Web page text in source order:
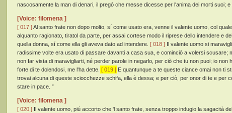
nascosamente la man di denari, il pregò che messe dicesse per l'anima dei morti suoi;
[Voice: filomena ]
[ 017 ]Al santo frate non dopo molto, sí come usato era, venne il valente uomo, col
alquanto ragionato, tiratol da parte, per assai cortese modo il riprese dello intendere e
quella donna, sí come ella gli aveva dato ad intendere. [ 018 ] Il valente uomo si
radissime volte era usato di passare davanti a casa sua, e cominciò a volersi scusare;
non far vista di maravigliarti, né perder parole in negarlo, per ciò che tu non puoi; io non
forte di te dolendosi, me l'ha dette. [ 019 ] E quantunque a te queste ciance omai non ti
trovai alcuna di queste sciocchezze schifa, ella è dessa; e per ciò, per onor di te e per
stare in pace. ”
[Voice: filomena ]
[ 020 ] Il valente uomo, piú accorto che 'l santo frate, senza troppo indugio la sagacità